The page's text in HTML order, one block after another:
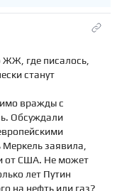
где писалось,
станут
вражды с
Обсуждали
заявила,
от США. Не может
лет Путин
на нефть или газ?